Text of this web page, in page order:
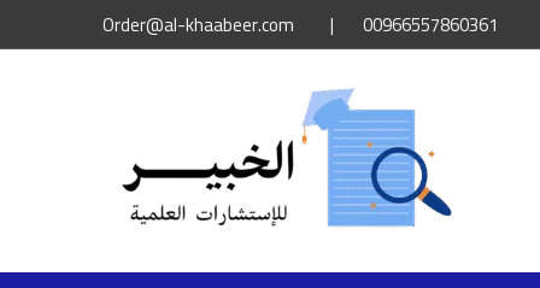
تخطي
إلى
00966557860361⁩
|
Order@al-khaabeer.com